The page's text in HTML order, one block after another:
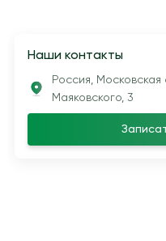
Наши контакты
Россия, Московская
Маяковского, 3